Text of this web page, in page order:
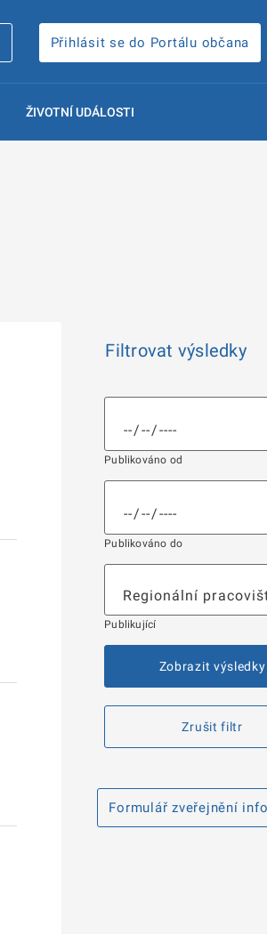
Přihlásit se do Portálu občana
ŽIVOTNÍ UDÁLOSTI
Filtrovat výsledky
Publikováno od
Publikováno do
Publikující
Zobrazit výsledky
Zrušit filtr
Formulář zveřejnění